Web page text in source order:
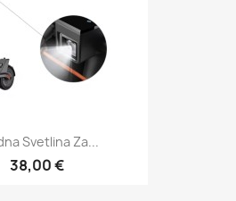
Svetlina Za...
38,00 €